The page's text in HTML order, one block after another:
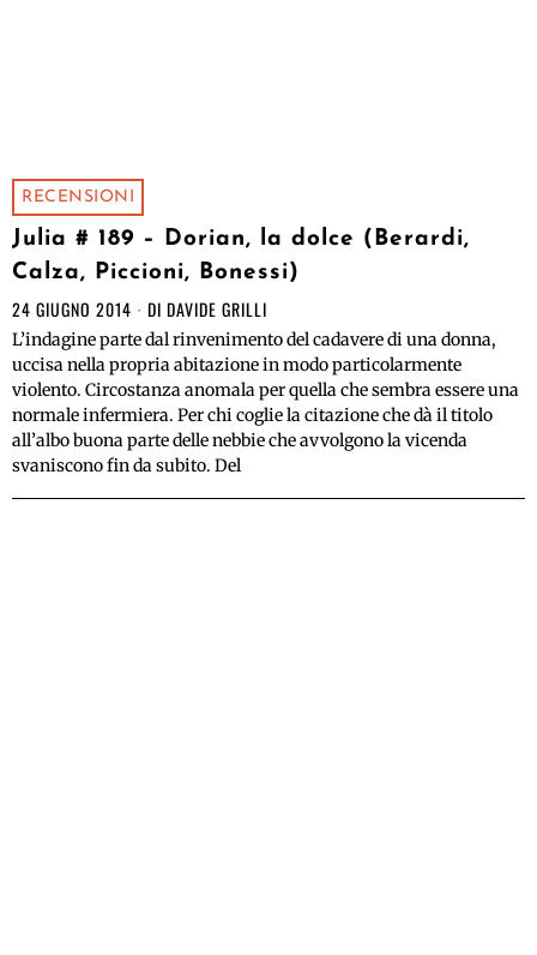
RECENSIONI
Julia # 189 – Dorian, la dolce (Berardi,
Calza, Piccioni, Bonessi)
24 GIUGNO 2014 DI DAVIDE GRILLI
L’indagine parte dal rinvenimento del cadavere di una donna,
uccisa nella propria abitazione in modo particolarmente
violento. Circostanza anomala per quella che sembra essere una
normale infermiera. Per chi coglie la citazione che dà il titolo
all’albo buona parte delle nebbie che avvolgono la vicenda
svaniscono fin da subito. Del